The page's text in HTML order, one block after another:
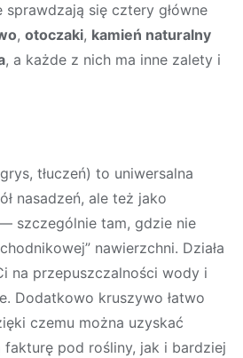
sprawdzają się cztery główne
, otoczaki, kamień naturalny
, a każde z nich ma inne zalety i
tłuczeń) to uniwersalna
nasadzeń, ale też jako
szczególnie tam, gdzie nie
nawierzchni. Działa
na przepuszczalności wody i
Dodatkowo kruszywo łatwo
czemu można uzyskać
pod rośliny, jak i bardziej